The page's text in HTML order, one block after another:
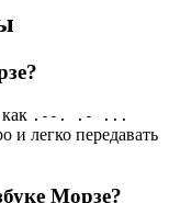
.--. .- ...
и легко передавать
Морзе?